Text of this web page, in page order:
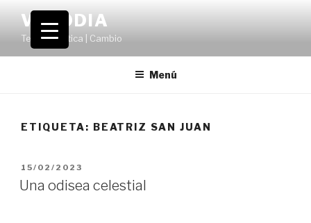
contenido
VOLODIA
Teatro | Crítica | Cambio
Menú
ETIQUETA: BEATRIZ SAN JUAN
PUBLICADO
EL
15/02/2023
Una odisea celestial